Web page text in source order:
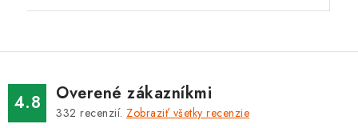
4.8 Overené zákazníkmi
332 recenzií. Zobraziť všetky recenzie